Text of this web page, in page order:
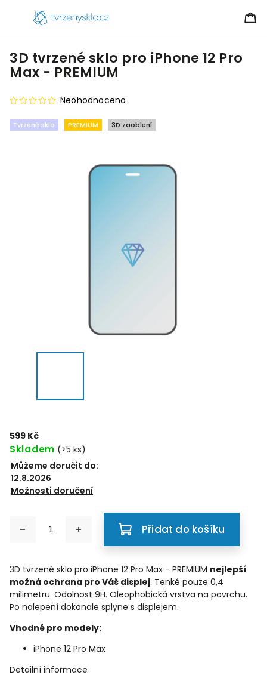
3D tvrzené sklo pro iPhone 12 Pro
Max - PREMIUM
Tvrzené sklo PREMIUM 3D zaoblení
Neohodnoceno
599 Kč
Skladem (>5 ks)
Můžeme doručit do:
12.8.2026
Možnosti doručení
Přidat do košíku
3D tvrzené sklo pro iPhone 12 Pro Max - PREMIUM nejlepší
možná ochrana pro Váš displej. Tenké pouze 0,4
milimetru. Odolnost 9H. Oleophobická vrstva na povrchu.
Po nalepení dokonale splyne s displejem.
Vhodné pro modely:
iPhone 12 Pro Max
Detailní informace